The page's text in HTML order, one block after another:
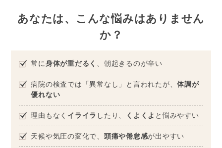
あなたは、こんな悩みはありません
か？
常に身体が重だるく 、朝起きるのが辛い
病院の検査では「異常なし」と言われたが、体調が
優れない
理由もなく イライラ したり、 くよくよ と悩みやすい
天候や気圧の変化で、 頭痛や倦怠感が出やすい